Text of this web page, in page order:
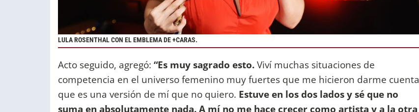
LULA ROSENTHAL CON EL EMBLEMA DE +CARAS.
Acto seguido, agregó: “Es muy sagrado esto.Viví muchas situaciones de
competencia en el universo femenino muy fuertes que me hicieron darme cuenta
que es una versión de mí que no quiero. Estuve en los dos lados y sé que no
suma en absolutamente nada. A mí no me hace crecer como artista y a la otra